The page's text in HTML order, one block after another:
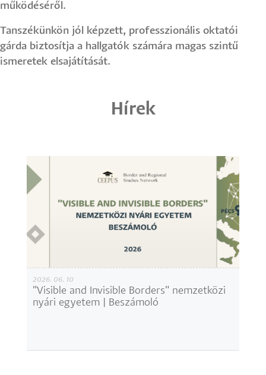
működéséről.
Tanszékünkön jól képzett, professzionális oktatói
gárda biztosítja a hallgatók számára magas szintű
ismeretek elsajátítását.
Hírek
2026. 06. 10
"Visible and Invisible Borders" nemzetközi
nyári egyetem | Beszámoló